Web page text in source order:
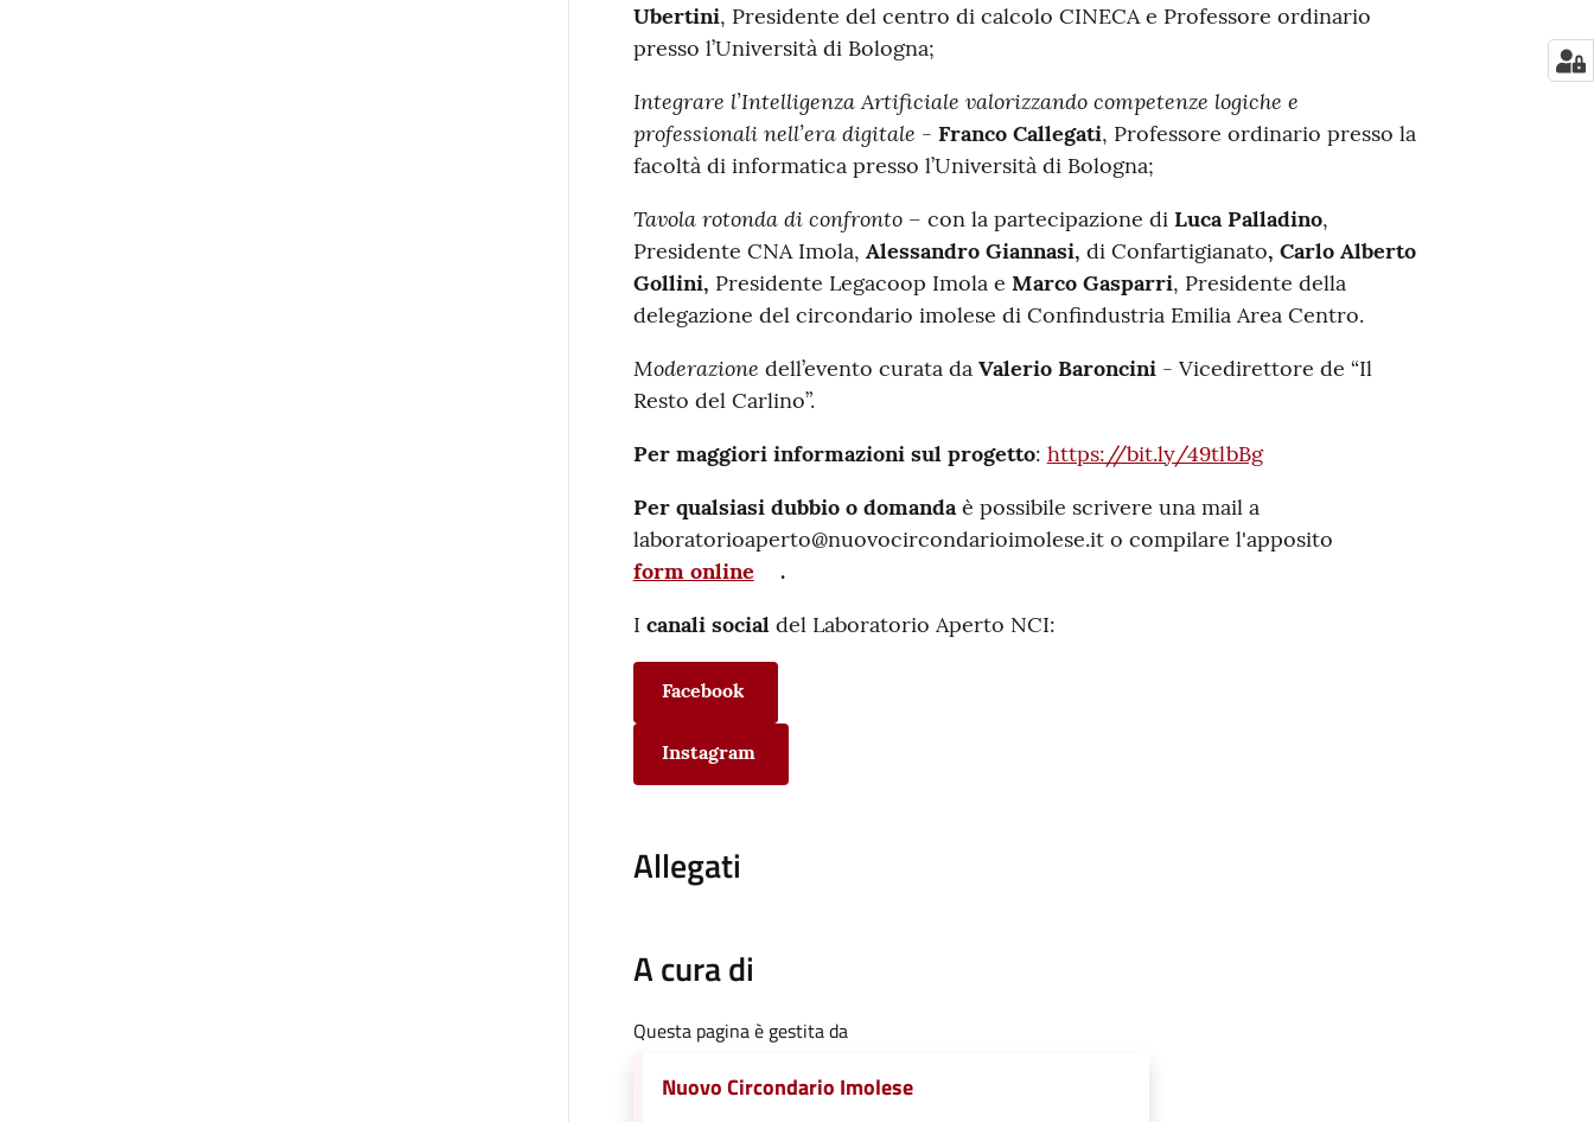
Ubertini, Presidente del centro di calcolo CINECA e Professore ordinario
presso l’Università di Bologna;
Integrare l’Intelligenza Artificiale valorizzando competenze logiche e
professionali nell’era digitale - Franco Callegati, Professore ordinario presso la
facoltà di informatica presso l’Università di Bologna;
Tavola rotonda di confronto– con la partecipazione di Luca Palladino,
Presidente CNA Imola, Alessandro Giannasi, di Confartigianato, Carlo Alberto
Gollini, Presidente Legacoop Imola e Marco Gasparri, Presidente della
delegazione del circondario imolese di Confindustria Emilia Area Centro.
Moderazione dell’evento curata da Valerio Baroncini- Vicedirettore de “Il
Resto del Carlino”.
Per maggiori informazioni sul progetto: https://bit.ly/49tlbBg
Per qualsiasi dubbio o domandaè possibile scrivere una mail a
laboratorioaperto@nuovocircondarioimolese.it o compilare l'apposito
form online
.
I canali socialdel Laboratorio Aperto NCI:
Facebook
Instagram
Allegati
A cura di
Questa pagina è gestita da
Nuovo Circondario Imolese